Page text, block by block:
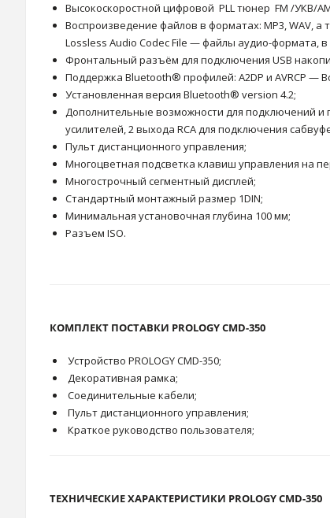
Высокоскоростной цифровой PLL тюнер FM /УКВ/
Воспроизведение файлов в форматах: MP3, WAV, а
Lossless Audio Codec File — файлы аудио-формата,
Фронтальный разъём для подключения USB
Поддержка Bluetooth® профилей: A2DP и AVRCP —
Установленная версия Bluetooth® version 4.2;
Дополнительные возможности для подключений и
усилителей, 2 выхода RCA для подключения
Пульт дистанционного управления;
Многоцветная подсветка клавиш управления на
Многострочный сегментный дисплей;
Стандартный монтажный размер 1DIN;
Минимальная установочная глубина 100 мм;
Разъем ISO.
КОМПЛЕКТ ПОСТАВКИ PROLOGY CMD-350
Устройство PROLOGY CMD-350;
Декоративная рамка;
Соединительные кабели;
Пульт дистанционного управления;
Краткое руководство пользователя;
ТЕХНИЧЕСКИЕ ХАРАКТЕРИСТИКИ PROLOGY CMD-350